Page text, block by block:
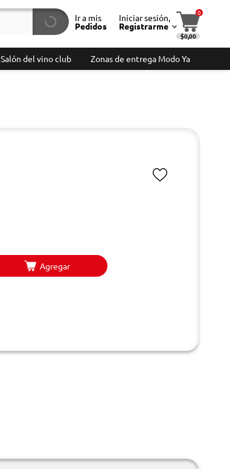
Ir a mis
Pedidos
Iniciar sesión,
Registrarme
0
$0,00
Salón del vino club Zonas de entrega Modo Ya
Agregar